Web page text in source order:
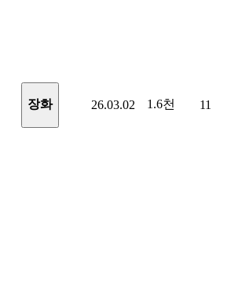
장화 26.03.02 1.6천 11